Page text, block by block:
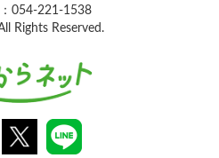
054-221-1538
Rights Reserved.